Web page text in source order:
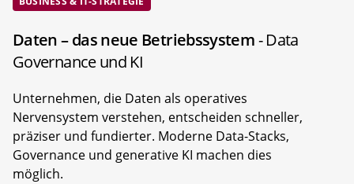
Daten – das neue Betriebssystem- Data
Governance und KI
Unternehmen, die Daten als operatives
Nervensystem verstehen, entscheiden schneller,
präziser und fundierter. Moderne Data-Stacks,
Governance und generative KI machen dies
möglich.